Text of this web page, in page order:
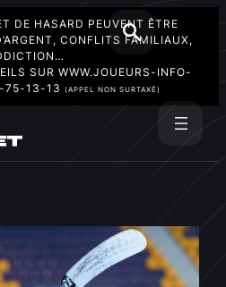
DE HASARD PEUVENT ÊTRE
CONFLITS FAMILIAUX,
SUR WWW.JOUEURS-INFO-
75-13-13 (APPEL NON SURTAXÉ)